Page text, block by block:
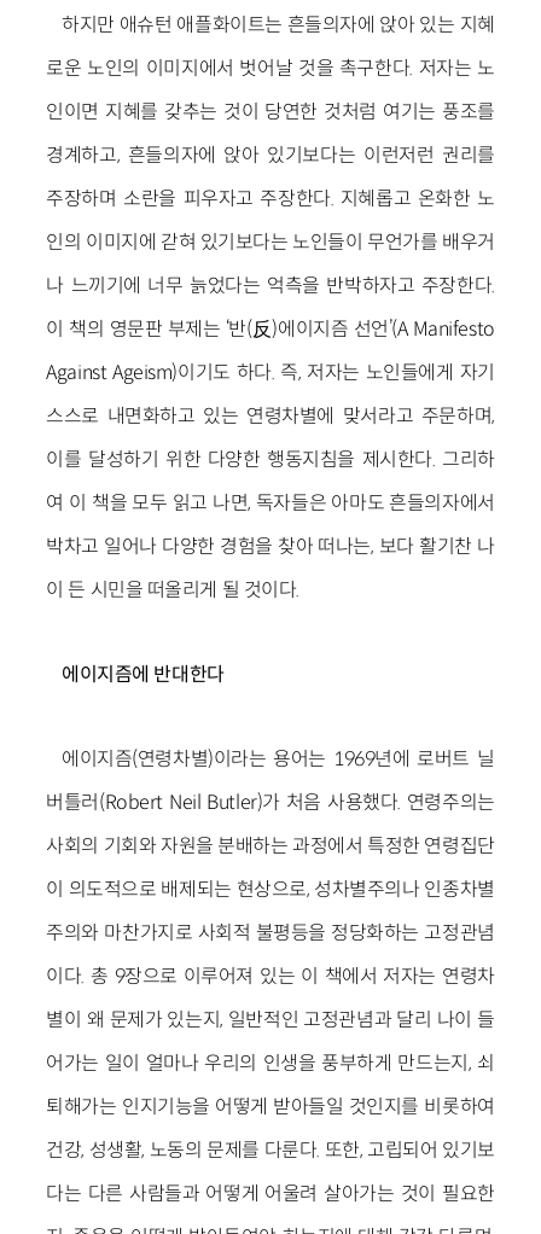
하지만 애슈턴 애플화이트는 흔들의자에 앉아 있는 지혜
로운 노인의 이미지에서 벗어날 것을 촉구한다. 저자는 노
인이면 지혜를 갖추는 것이 당연한 것처럼 여기는 풍조를
경계하고, 흔들의자에 앉아 있기보다는 이런저런 권리를
주장하며 소란을 피우자고 주장한다. 지혜롭고 온화한 노
인의 이미지에 갇혀 있기보다는 노인들이 무언가를 배우거
나 느끼기에 너무 늙었다는 억측을 반박하자고 주장한다.
이 책의 영문판 부제는 ‘반(反)에이지즘 선언’(A Manifesto
Against Ageism)이기도 하다. 즉, 저자는 노인들에게 자기
스스로 내면화하고 있는 연령차별에 맞서라고 주문하며,
이를 달성하기 위한 다양한 행동지침을 제시한다. 그리하
여 이 책을 모두 읽고 나면, 독자들은 아마도 흔들의자에서
박차고 일어나 다양한 경험을 찾아 떠나는, 보다 활기찬 나
이 든 시민을 떠올리게 될 것이다.
에이지즘에 반대한다
에이지즘(연령차별)이라는 용어는 1969년에 로버트 닐
버틀러(Robert Neil Butler)가 처음 사용했다. 연령주의는
사회의 기회와 자원을 분배하는 과정에서 특정한 연령집단
이 의도적으로 배제되는 현상으로, 성차별주의나 인종차별
주의와 마찬가지로 사회적 불평등을 정당화하는 고정관념
이다. 총 9장으로 이루어져 있는 이 책에서 저자는 연령차
별이 왜 문제가 있는지, 일반적인 고정관념과 달리 나이 들
어가는 일이 얼마나 우리의 인생을 풍부하게 만드는지, 쇠
퇴해가는 인지기능을 어떻게 받아들일 것인지를 비롯하여
건강, 성생활, 노동의 문제를 다룬다. 또한, 고립되어 있기보
다는 다른 사람들과 어떻게 어울려 살아가는 것이 필요한